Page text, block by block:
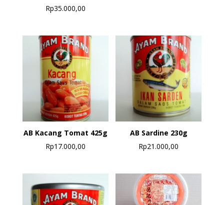
Rp35.000,00
AB Kacang Tomat 425g
Rp17.000,00
AB Sardine 230g
Rp21.000,00